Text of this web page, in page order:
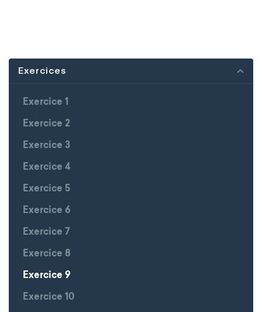
Exercices
Exercice 1
Exercice 2
Exercice 3
Exercice 4
Exercice 5
Exercice 6
Exercice 7
Exercice 8
Exercice 9
Exercice 10